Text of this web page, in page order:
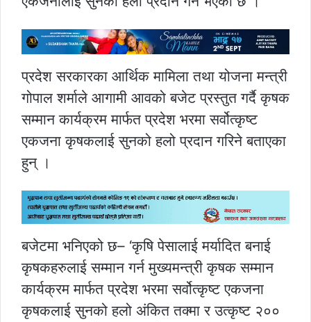
प्रदेश सरकारका आर्थिक मामिला तथा योजना मन्त्री
गोपाल शर्माले आगामी आवको बजेट प्रस्तुत गर्दै कृषक
सम्मान कार्यक्रम मार्फत प्रदेश भरमा सर्वोत्कृष्ट
एकजना कृषकलाई सुनको हलो प्रदान गरिने बताएका
हुन् ।
बजेटमा भनिएको छ– ‘कृषि पेसालाई मर्यादित बनाई
कृषकहरुलाई सम्मान गर्न मुख्यमन्त्री कृषक सम्मान
कार्यक्रम मार्फत प्रदेश भरमा सर्वोत्कृष्ट एकजना
कृषकलाई सुनको हलो अंकित तक्मा र उत्कृष्ट २००